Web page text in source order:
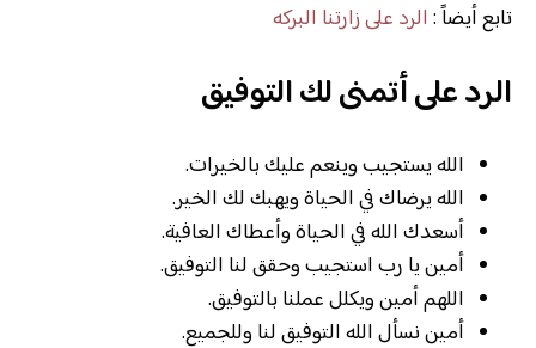
تابع أيضاً : الرد على زارتنا البركه
الرد على أتمنى لك التوفيق
الله يستجيب وينعم عليك بالخيرات.
الله يرضاك في الحياة ويهبك لك الخير.
أسعدك الله في الحياة وأعطاك العافية.
أمين يا رب استجيب وحقق لنا التوفيق.
اللهم أمين ويكلل عملنا بالتوفيق.
أمين نسأل الله التوفيق لنا وللجميع.